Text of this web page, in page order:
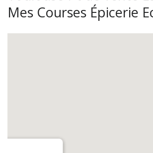
Mes Courses Épicerie